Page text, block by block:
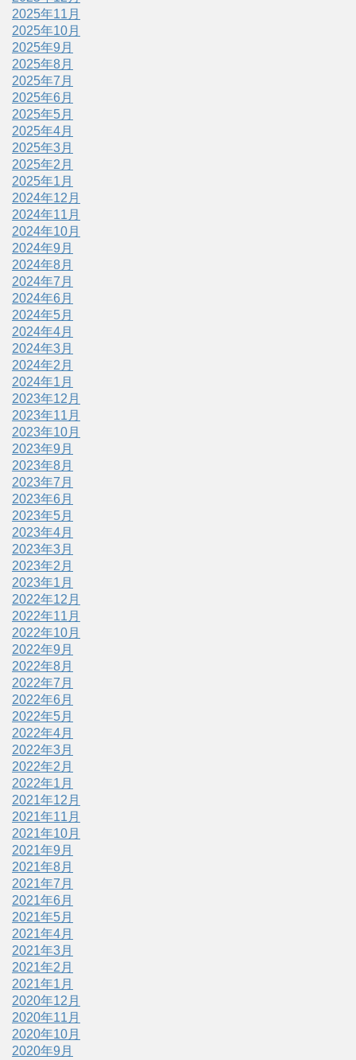
2025年11月
2025年10月
2025年9月
2025年8月
2025年7月
2025年6月
2025年5月
2025年4月
2025年3月
2025年2月
2025年1月
2024年12月
2024年11月
2024年10月
2024年9月
2024年8月
2024年7月
2024年6月
2024年5月
2024年4月
2024年3月
2024年2月
2024年1月
2023年12月
2023年11月
2023年10月
2023年9月
2023年8月
2023年7月
2023年6月
2023年5月
2023年4月
2023年3月
2023年2月
2023年1月
2022年12月
2022年11月
2022年10月
2022年9月
2022年8月
2022年7月
2022年6月
2022年5月
2022年4月
2022年3月
2022年2月
2022年1月
2021年12月
2021年11月
2021年10月
2021年9月
2021年8月
2021年7月
2021年6月
2021年5月
2021年4月
2021年3月
2021年2月
2021年1月
2020年12月
2020年11月
2020年10月
2020年9月